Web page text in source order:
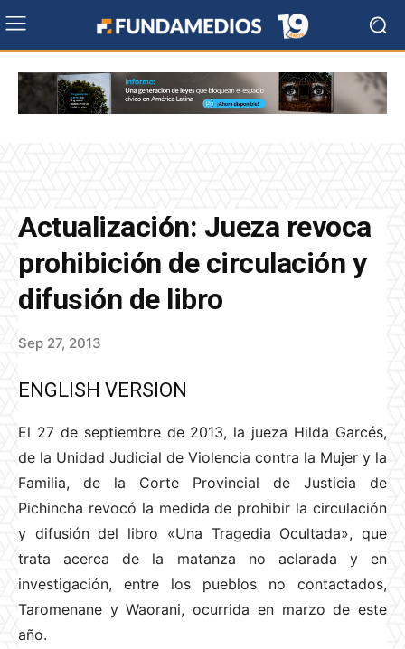
Actualización: Jueza revoca
prohibición de circulación y
difusión de libro
Sep 27, 2013
ENGLISH VERSION
El 27 de septiembre de 2013, la jueza Hilda Garcés,
de la Unidad Judicial de Violencia contra la Mujer y la
Familia, de la Corte Provincial de Justicia de
Pichincha revocó la medida de prohibir la circulación
y difusión del libro «Una Tragedia Ocultada», que
trata acerca de la matanza no aclarada y en
investigación, entre los pueblos no contactados,
Taromenane y Waorani, ocurrida en marzo de este
año.